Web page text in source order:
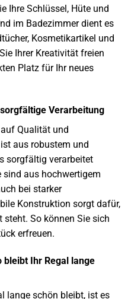
Ihre Schlüssel, Hüte und
im Badezimmer dient es
Kosmetikartikel und
Ihrer Kreativität freien
Platz für Ihr neues
Verarbeitung
Qualität und
aus robustem und
sorgfältig verarbeitet
sind aus hochwertigem
bei starker
Konstruktion sorgt dafür,
So können Sie sich
erfreuen.
bleibt Ihr Regal lange
lange schön bleibt, ist es